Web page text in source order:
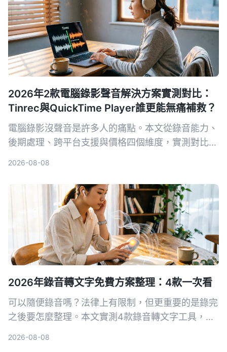
2026年2款電腦錄影聲音解決方案實測對比：
Tinrec與QuickTime Player誰更能無痛補救？
電腦錄影沒聲音是許多人的痛點。本文從錄音能力、
後期處理、跨平台支援與價格四個維度，實測對比
2026-08-08
2026年錄音轉文字免費方案整理：4款一次看
可以隨便錄音嗎？法律上有限制，但更重要的是錄完
之後要怎麼整理。本文實測4款錄音轉文字工具，整
2026-08-08